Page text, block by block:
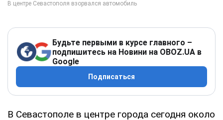
Будьте первыми в курсе главного –
подпишитесь на Новини на OBOZ.UA в
Google
Подписаться
В Севастополе в центре города сегодня около